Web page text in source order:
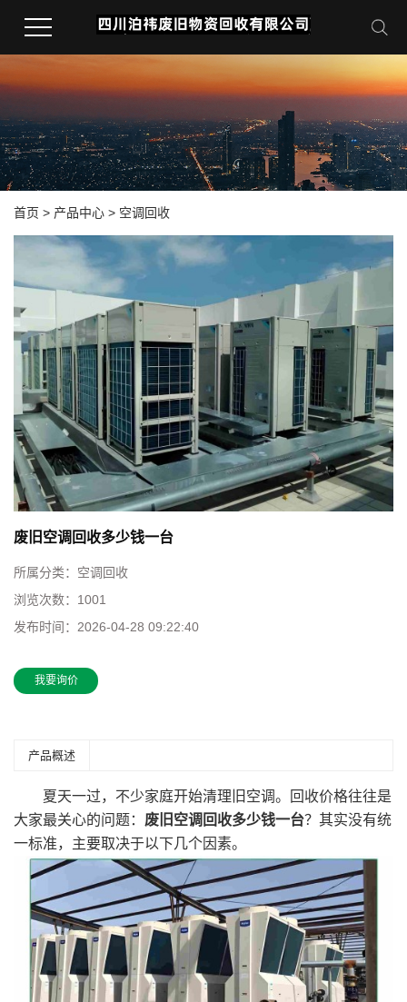
首页 > 产品中心 > 空调回收
废旧空调回收多少钱一台
所属分类： 空调回收
浏览次数： 1001
发布时间： 2026-04-28 09:22:40
我要询价
产品概述
夏天一过，不少家庭开始清理旧空调。回收价格往往是
大家最关心的问题： 废旧空调回收多少钱一台？其实没有统
一标准，主要取决于以下几个因素。